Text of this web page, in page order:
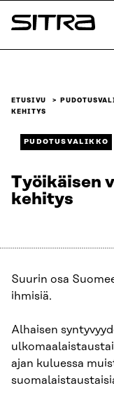
Siirry
suoraan
Sitra
ETUSIVU
KEHITYS
PUDOTUSVALIKKO
Työikäisen
kehitys
Suurin osa
ihmisiä.
Alhaisen
ajan kuluessa